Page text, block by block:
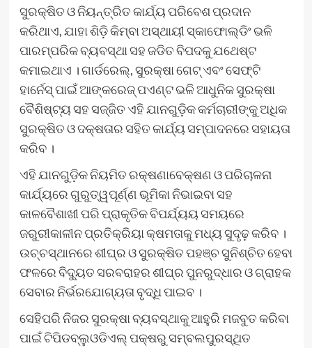
ସୁରକ୍ଷିତ ଓ ନିୟନ୍ତ୍ରିତ କାର୍ଯ୍ୟ ପରିବେଶ ପ୍ରଦାନ
କରିଥାଏ, ଯାହା ଶିଡ଼ି କିମ୍ବା ଅସ୍ଥାୟୀ ସ୍କାଫୋଲ୍ଡିଂ ଭଳି
ପାରମ୍ପରିକ ବ୍ୟବସ୍ଥା ସହ ଜଡିତ ବିପଦକୁ ଯଥେଷ୍ଟ
କମାଇଥାଏ । ଗାର୍ଡରେଲ୍, ସୁରକ୍ଷା ଗେଟ୍ ଏବଂ ସେଫ୍ଟି
ହାର୍ନେସ୍ ପାଇଁ ଆଙ୍କରେଜ୍ ପଏଣ୍ଟ ଭଳି ଆଧୁନିକ ସୁରକ୍ଷା
ବୈଶିଷ୍ଟ୍ୟ ସହ ସଜ୍ଜିତ ଏହି ଯାନଗୁଡ଼ିକ କର୍ମଚାରୀଙ୍କୁ ଅଧିକ
ସୁରକ୍ଷିତ ଓ ଦକ୍ଷତାର ସହିତ କାର୍ଯ୍ୟ ସମ୍ପାଦନରେ ସହାୟତା
କରିବ ।
ଏହି ଯାନଗୁଡ଼ିକ ନିୟମିତ ରକ୍ଷଣାବେକ୍ଷଣ ଓ ପରିଚାଳନା
କାର୍ଯ୍ୟରେ ଗୁରୁତ୍ୱପୂର୍ଣ୍ଣ ଭୂମିକା ନିଭାଇବା ସହ
କାଳବୈଶାଖୀ ପରି ପ୍ରାକୃତିକ ବିପର୍ଯ୍ୟୟ ସମୟରେ
ଜରୁରୀକାଳୀନ ପ୍ରତିକ୍ରିୟା କ୍ଷମତାକୁ ମଧ୍ୟ ସୁଦୃଢ଼ କରିବ ।
ଉଚ୍ଚସ୍ଥାନରେ ଶୀଘ୍ର ଓ ସୁରକ୍ଷିତ ପହଞ୍ଚ ସୁନିଶ୍ଚିତ ହେବା
ଫଳରେ ବିଦ୍ୟୁତ ସରବରାହର ଶୀଘ୍ର ପୁନରୁଦ୍ଧାର ଓ ଗ୍ରାହକ
ସେବାର ନିର୍ଭରଯୋଗ୍ୟତା ବୃଦ୍ଧି ପାଇବ ।
ସେହିପରି ନିଜର ସୁରକ୍ଷା ବ୍ୟବସ୍ଥାକୁ ଆହୁରି ମଜବୁତ କରିବା
ପାଇଁ ଟିପିଡବ୍ଲୁଓଡିଏଲ୍ ପକ୍ଷରୁ ସମ୍ବଲପୁରସ୍ଥିତ